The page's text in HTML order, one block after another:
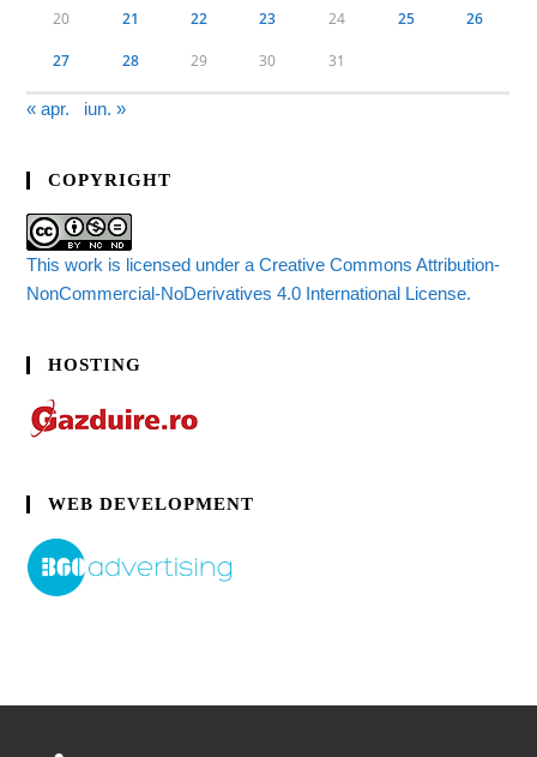
20 21 22 23 24 25 26
27 28 29 30 31
« apr. iun. »
COPYRIGHT
This work is licensed under a Creative Commons Attribution-
NonCommercial-NoDerivatives 4.0 International License.
HOSTING
WEB DEVELOPMENT